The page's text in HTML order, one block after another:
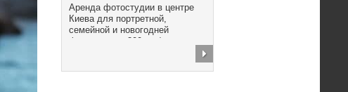
Аренда фотостудии в центре
Киева для портретной,
семейной и новогодней
фотосъемки. 300 грн/час